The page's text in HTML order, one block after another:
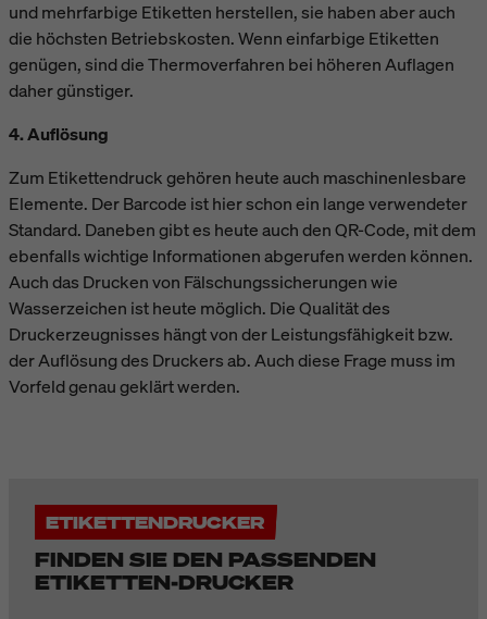
und mehrfarbige Etiketten herstellen, sie haben aber auch
die höchsten Betriebskosten. Wenn einfarbige Etiketten
genügen, sind die Thermoverfahren bei höheren Auflagen
daher günstiger.
4. Auflösung
Zum Etikettendruck gehören heute auch maschinenlesbare
Elemente. Der Barcode ist hier schon ein lange verwendeter
Standard. Daneben gibt es heute auch den QR-Code, mit dem
ebenfalls wichtige Informationen abgerufen werden können.
Auch das Drucken von Fälschungssicherungen wie
Wasserzeichen ist heute möglich. Die Qualität des
Druckerzeugnisses hängt von der Leistungsfähigkeit bzw.
der Auflösung des Druckers ab. Auch diese Frage muss im
Vorfeld genau geklärt werden.
ETIKETTENDRUCKER
FINDEN SIE DEN PASSENDEN
ETIKETTEN-DRUCKER